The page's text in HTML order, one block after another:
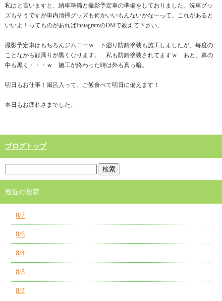
私はと言いますと、納車準備と撮影予定車の準備をしておりました。洗車グッ
ズもそうですが車内清掃グッズも何かいいもんないかなーって。これがあると
いいよ！ってものがあればInstagramのDMで教えて下さい。
撮影予定車はもちろんジムニーｗ 下廻り防錆塗装も施工しましたが、毎度の
ことながら顔周りが黒くなります。 私も防錆塗装されてますｗ あと、鼻の
中も黒く・・・ｗ 施工が終わった時は外も真っ暗。
明日もお仕事！風呂入って、ご飯食べて明日に備えます！
本日もお疲れさまでした。
ブログトップ
最近の投稿
8/7
8/6
8/4
8/3
8/2